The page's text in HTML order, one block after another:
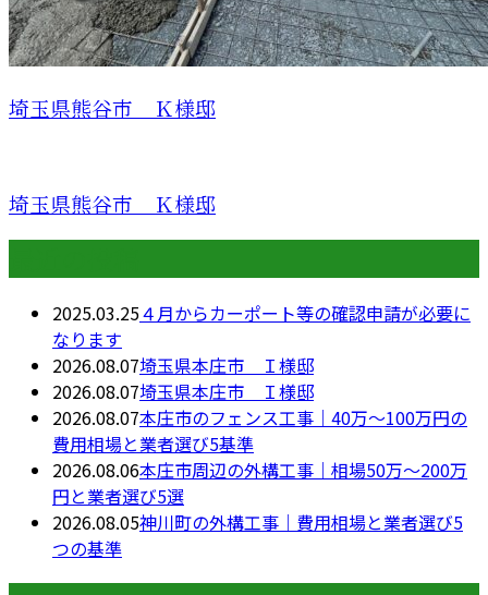
埼玉県熊谷市 Ｋ様邸
埼玉県熊谷市 Ｋ様邸
2025.03.25４月からカーポート等の確認申請が必要に
なります
2026.08.07埼玉県本庄市 Ｉ様邸
2026.08.07埼玉県本庄市 Ｉ様邸
2026.08.07本庄市のフェンス工事｜40万〜100万円の
費用相場と業者選び5基準
2026.08.06本庄市周辺の外構工事｜相場50万〜200万
円と業者選び5選
2026.08.05神川町の外構工事｜費用相場と業者選び5
つの基準